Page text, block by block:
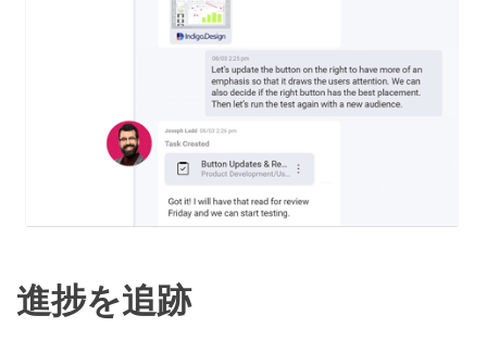
進捗を追跡